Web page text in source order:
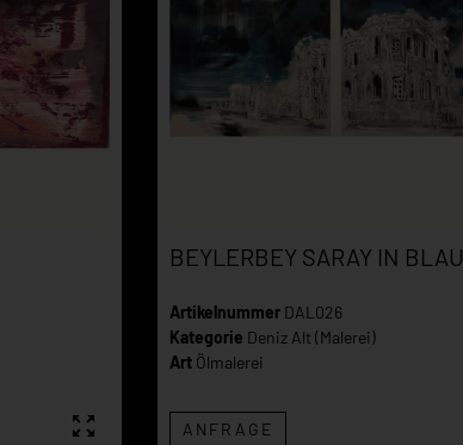
BEYLERBEY SARAY IN BLAU
Artikelnummer DAL026
Kategorie Deniz Alt (Malerei)
Art Ölmalerei
ANFRAGE